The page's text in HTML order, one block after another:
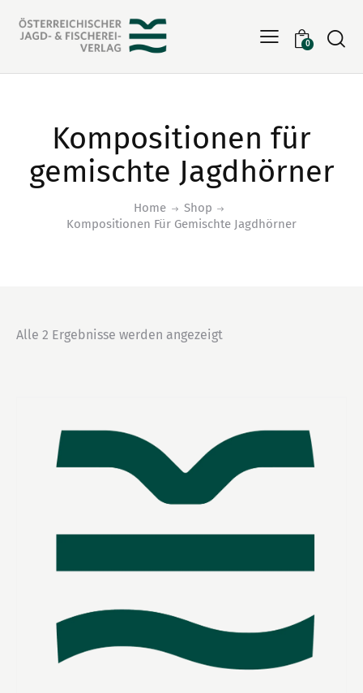
0
Kompositionen für
gemischte Jagdhörner
Home
Shop
Kompositionen Für Gemischte Jagdhörner
Alle 2 Ergebnisse werden angezeigt